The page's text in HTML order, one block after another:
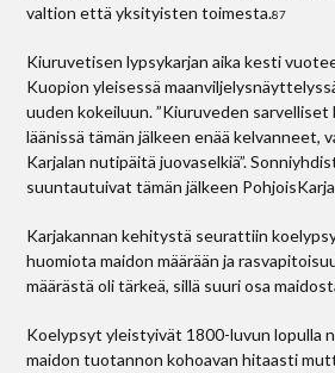
valtion että yksityisten toimesta.87
Kiuruvetisen lypsykarjan aika kesti
Kuopion yleisessä
uuden kokeiluun. ”Kiuruveden
läänissä tämän jälkeen enää kelvanneet,
Karjalan nutipäitä juovaselkiä”.
suuntautuivat tämän jälkeen
Karjakannan kehitystä seurattiin
huomiota maidon määrään ja
määrästä oli tärkeä, sillä suuri osa
Koelypsyt yleistyivät 1800-luvun lopulla
maidon tuotannon kohoavan hitaasti